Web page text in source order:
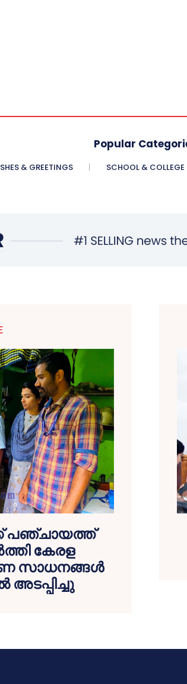
Popular
& GREETINGS SCHOOL & COLLEGE
പഞ്ചായത്ത്
കേരള
സാധനങ്ങള്‍
അടപ്പിച്ചു